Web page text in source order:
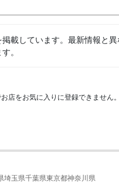
載しています。最新情報と
。
店をお気に入りに登録できません。
埼玉県千葉県東京都神奈川県